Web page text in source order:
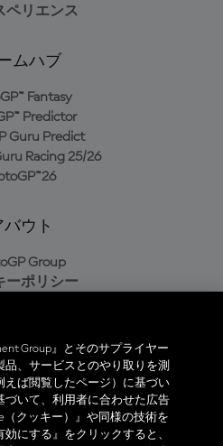
ペリエンス
ムハブ
Fantasy
Predictor
Guru Predict
Racing 25/26
バウト
Group
ーポリシー
シーポリシー
ポリシー
シャルアプリ
Group』とそのサプライヤー
、サービスとのやり取りを測
えば閲覧したページ）に基づい
づいて、利用者に合わせた広告
（クッキー）』や同様の技術を
にする』をクリックすると、